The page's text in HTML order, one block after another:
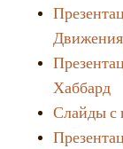
Хаббард
Слайды с